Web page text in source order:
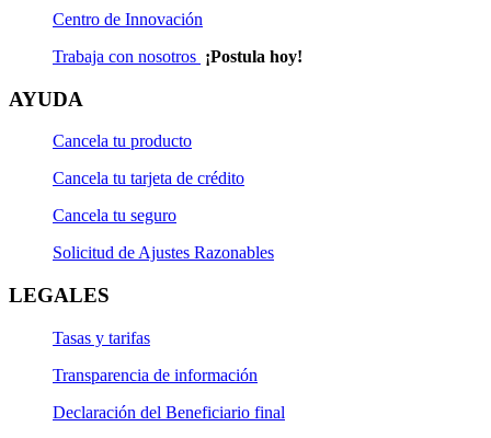
Centro de Innovación
Trabaja con nosotros ¡Postula hoy!
AYUDA
Cancela tu producto
Cancela tu tarjeta de crédito
Cancela tu seguro
Solicitud de Ajustes Razonables
LEGALES
Tasas y tarifas
Transparencia de información
Declaración del Beneficiario final